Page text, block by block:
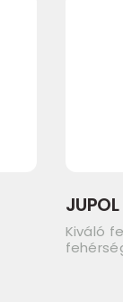
Kiváló